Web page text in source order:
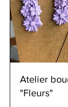
Atelier
"Fleurs"